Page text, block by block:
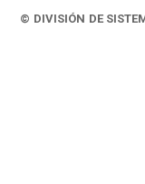
© DIVISIÓN DE